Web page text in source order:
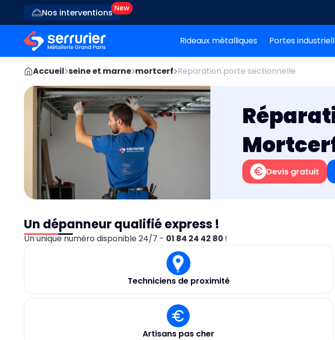
Nos interventions
Rideaux métalliques Portes
Accueil seine et marne mortcerf Reparation porte sectionnelle
Devis gratuit
Un dépanneur qualifié express !
Un unique numéro disponible 24/7 - 01 84 24 42 80 !
Techniciens de proximité
Artisans pas cher